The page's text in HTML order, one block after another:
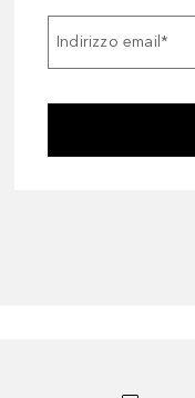
Indirizzo email*